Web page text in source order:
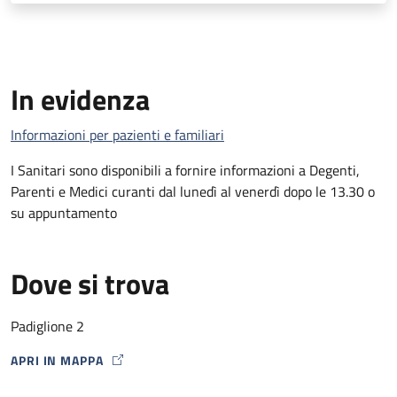
In evidenza
Informazioni per pazienti e familiari
I Sanitari sono disponibili a fornire informazioni a Degenti,
Parenti e Medici curanti dal lunedì al venerdì dopo le 13.30 o
su appuntamento
Dove si trova
Padiglione 2
APRI IN MAPPA
MAP ICON